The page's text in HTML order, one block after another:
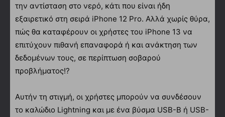
την αντίσταση στο νερό, κάτι που είναι ήδη
εξαιρετικό στη σειρά iPhone 12 Pro. Αλλά χωρίς θύρα,
πώς θα καταφέρουν οι χρήστες του iPhone 13 να
επιτύχουν πιθανή επαναφορά ή και ανάκτηση των
δεδομένων τους, σε περίπτωση σοβαρού
προβλήματος!?
Αυτήν τη στιγμή, οι χρήστες μπορούν να συνδέσουν
το καλώδιο Lightning και με ένα βύσμα USB-B ή USB-